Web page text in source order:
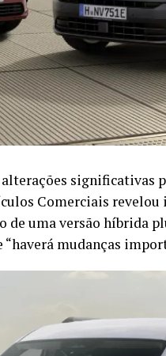
significativas
Comerciais
de uma versão híbrida
mudanças